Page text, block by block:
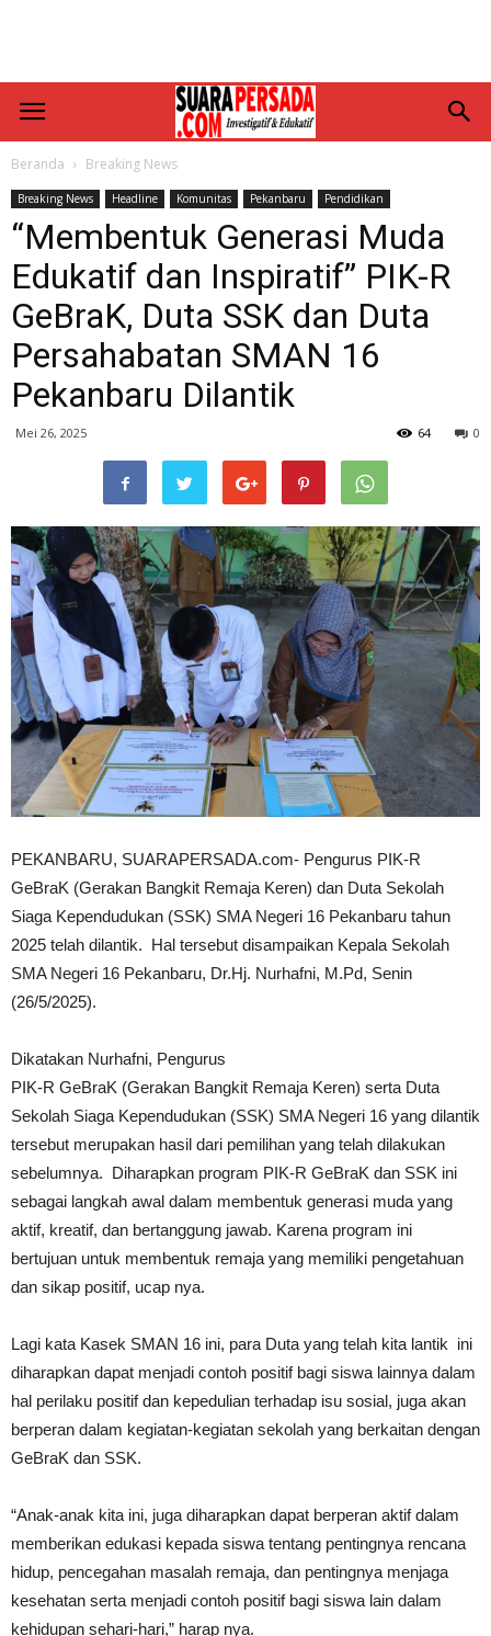
Beranda Breaking News
Breaking News Headline Komunitas Pekanbaru Pendidikan
“Membentuk Generasi Muda
Edukatif dan Inspiratif” PIK-R
GeBraK, Duta SSK dan Duta
Persahabatan SMAN 16
Pekanbaru Dilantik
Mei 26, 2025 0
64
PEKANBARU, SUARAPERSADA.com- Pengurus PIK-R
GeBraK (Gerakan Bangkit Remaja Keren) dan Duta Sekolah
Siaga Kependudukan (SSK) SMA Negeri 16 Pekanbaru tahun
2025 telah dilantik. Hal tersebut disampaikan Kepala Sekolah
SMA Negeri 16 Pekanbaru, Dr.Hj. Nurhafni, M.Pd, Senin
(26/5/2025).
Dikatakan Nurhafni, Pengurus
PIK-R GeBraK (Gerakan Bangkit Remaja Keren) serta Duta
Sekolah Siaga Kependudukan (SSK) SMA Negeri 16 yang dilantik
tersebut merupakan hasil dari pemilihan yang telah dilakukan
sebelumnya. Diharapkan program PIK-R GeBraK dan SSK ini
sebagai langkah awal dalam membentuk generasi muda yang
aktif, kreatif, dan bertanggung jawab. Karena program ini
bertujuan untuk membentuk remaja yang memiliki pengetahuan
dan sikap positif, ucap nya.
Lagi kata Kasek SMAN 16 ini, para Duta yang telah kita lantik ini
diharapkan dapat menjadi contoh positif bagi siswa lainnya dalam
hal perilaku positif dan kepedulian terhadap isu sosial, juga akan
berperan dalam kegiatan-kegiatan sekolah yang berkaitan dengan
GeBraK dan SSK.
“Anak-anak kita ini, juga diharapkan dapat berperan aktif dalam
memberikan edukasi kepada siswa tentang pentingnya rencana
hidup, pencegahan masalah remaja, dan pentingnya menjaga
kesehatan serta menjadi contoh positif bagi siswa lain dalam
kehidupan sehari-hari,” harap nya.